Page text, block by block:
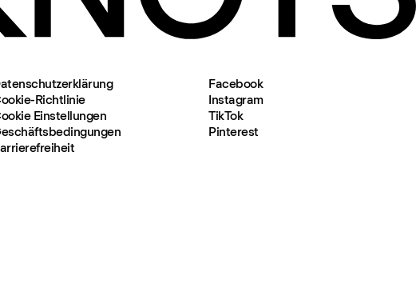
Richtlinie
Einstellungen
Facebook
Instagram
TikTok
Pinterest